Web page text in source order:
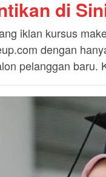
di
iklan kursus
dengan
pelanggan baru.